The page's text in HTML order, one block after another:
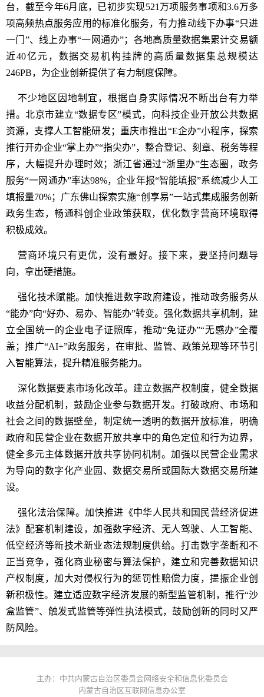
台，截至今年6月底，已初步实现521万项服务事项和3.6万多
项高频热点服务应用的标准化服务，有力推动线下办事“只进
一门”、线上办事“一网通办”；各地高质量数据集累计交易额
近40亿元，数据交易机构挂牌的高质量数据集总规模达
246PB，为企业创新提供了有力制度保障。
不少地区因地制宜，根据自身实际情况不断出台有力举
措。北京市建立“数据专区”模式，向科技企业开放公共数据
资源，支撑人工智能研发；重庆市推出“E企办”小程序，探索
推行开办企业“掌上办”“指尖办”，整合登记、刻章、税务等程
序，大幅提升办理时效；浙江省通过“浙里办”生态圈，政务
服务“一网通办”率达98%，企业年报“智能填报”系统减少人工
填报量70%；广东佛山探索实施“创享易”一站式集成服务创新
政务生态，畅通科创企业政策获取，优化数字营商环境取得
积极成效。
营商环境只有更优，没有最好。接下来，要坚持问题导
向，拿出硬措施。
强化技术赋能。加快推进数字政府建设，推动政务服务从
“能办”向“好办、易办、智能办”转变。强化数据共享机制，建
立全国统一的企业电子证照库，推动“免证办”“无感办”全覆
盖；推广“AI+”政务服务，在审批、监管、政策兑现等环节引
入智能算法，提升精准服务能力。
深化数据要素市场化改革。建立数据产权制度，健全数据
收益分配机制，鼓励企业参与数据开发。打破政府、市场和
社会之间的数据壁垒，制定统一透明的数据开放标准，明确
政府和民营企业在数据开放共享中的角色定位和行为边界，
健全多元主体数据开放共享协同机制。加强以民营企业需求
为导向的数字化产业园、数据交易所或国际大数据交易所建
设。
强化法治保障。加快推进《中华人民共和国民营经济促进
法》配套机制建设，加强数字经济、无人驾驶、人工智能、
低空经济等新技术新业态法规制度供给。打击数字垄断和不
正当竞争，强化商业秘密与算法保护，建立和完善数据知识
产权制度，加大对侵权行为的惩罚性赔偿力度，提振企业创
新积极性。建立适应数字经济发展的新型监管机制，推行“沙
盒监管”、触发式监管等弹性执法模式，鼓励创新的同时又严
防风险。
主办：中共内蒙古自治区委员会网络安全和信息化委员会
内蒙古自治区互联网信息办公室